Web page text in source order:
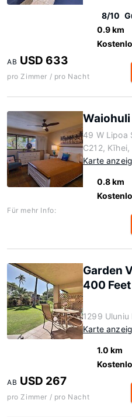
8/10
0.9 km
AB USD 633
pro Zimmer / pro Nacht
Waiohuli
49 W Lipoa
C212,
Karte
0.8 km
Für mehr Info:
Garden
400
1299
Karte
1.0 km
AB USD 267
pro Zimmer / pro Nacht